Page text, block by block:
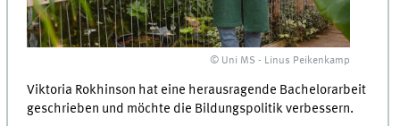
© Uni MS - Linus Peikenkamp
Viktoria Rokhinson hat eine herausragende Bachelorarbeit
geschrieben und möchte die Bildungspolitik verbessern.